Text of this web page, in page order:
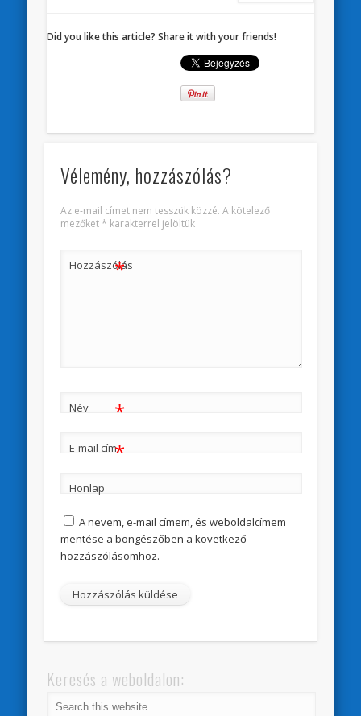
Did you like this article? Share it with your friends!
Vélemény, hozzászólás?
Az e-mail címet nem tesszük közzé. A kötelező
mezőket* karakterrel jelöltük
Hozzászólás
*
Név *
E-mail cím*
Honlap
A nevem, e-mail címem, és weboldalcímem
mentése a böngészőben a következő
hozzászólásomhoz.
Keresés a weboldalon: